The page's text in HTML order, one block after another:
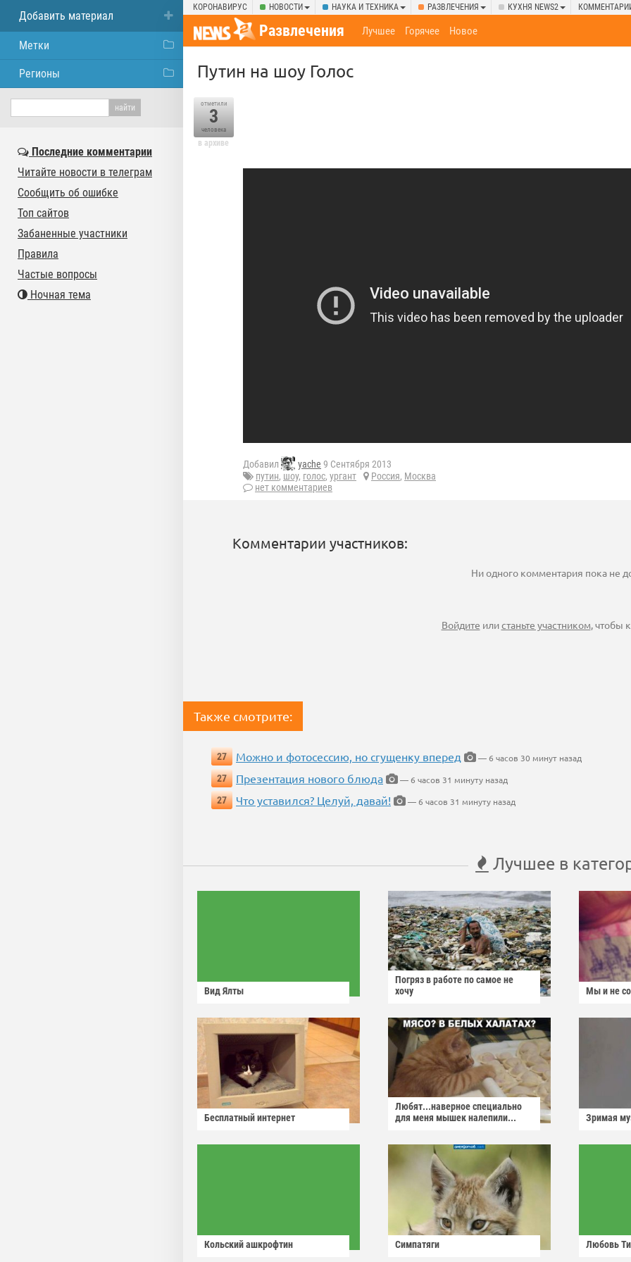
КОРОНАВИРУС НОВОСТИ НАУКА И ТЕХНИКА РАЗВЛЕЧЕНИЯ КУХНЯ NEWS2
Развлечения Лучшее Горячее Новое
Путин на шоу Голос
отметили
3
человека
в архиве
Добавил yache 9 Сентября 2013
путин, шоу, голос, ургант Россия, Москва
нет комментариев
Комментарии участников:
Ни одного комментария пока не
Войдите илистаньте участником, чтобы
Также смотрите:
27 Можно и фотосессию, но сгущенку вперед
— 6 часов 30 минут назад
27
Презентация нового блюда
— 6 часов 31 минуту назад
27
Что уставился? Целуй, давай! — 6 часов 31 минуту назад
Лучшее в
Вид Ялты
Погряз в работе по самое не
хочу
Мы и не
Бесплатный интернет
Любят...наверное специально
для меня мышек налепили...
Зримая
Кольский ашкрофтин Симпатяги Любовь
Добавить материал
Метки
Регионы
Последние комментарии
Читайте новости в телеграм
Сообщить об ошибке
Топ сайтов
Забаненные участники
Правила
Частые вопросы
Ночная тема